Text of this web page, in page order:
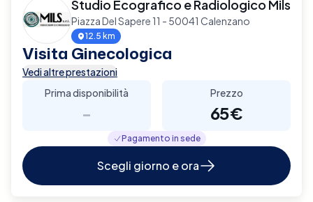
Studio Ecografico e Radiologico Mils
Piazza Del Sapere 11 - 50041 Calenzano
12.5 km
Visita Ginecologica
Vedi altre prestazioni
Prima disponibilità
-
Prezzo
65€
Pagamento in sede
Scegli giorno e ora